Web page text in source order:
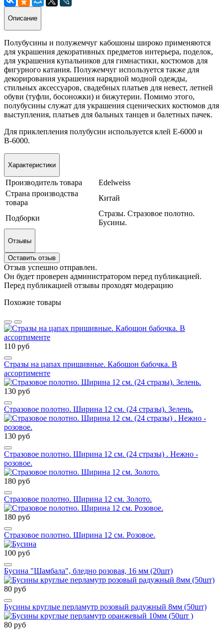
Описание
Полубусины и полужемчуг кабошоны широко применяются
для украшения декоративных предметов интерьера, поделок,
для украшения купальников для гимнастики, костюмов для
фигурного катания. Полужемчуг используется также для
декорирования украшения нарядной модной одежды,
стильных аксессуаров, свадебных платьев для невест, летней
обуви (туфли, босоножки) и бижутерии. Помимо этого,
полубусины служат для украшения сценических костюмов для
выступления, платьев для бальных танцев и балетных пачек.
Для приклепления полубусин используется клей Е-6000 и
В-6000.
Характеристики
Производитель товара
Edelweiss
Страна производства
товара
Китай
Подборки
Стразы. Стразовое полотно.
Бусины.
Отзывы
Оставить отзыв
Отзыв успешно отправлен.
Он будет проверен администратором перед публикацией.
Перед публикацией отзывы проходят модерацию
Похожие товары
110 руб
Стразы на цапах пришивные. Кабошон бабочка. В
ассортименте
130 руб
Стразовое полотно. Ширина 12 см. (24 стразы). Зелень.
130 руб
Стразовое полотно. Ширина 12 см. (24 стразы) . Нежно -
розовое.
180 руб
Стразовое полотно. Ширина 12 см. Золото.
180 руб
Стразовое полотно. Ширина 12 см. Розовое.
100 руб
Бусина "Шамбала", бледно розовая, 16 мм (20шт)
80 руб
Бусины круглые перламутр розовый радужный 8мм (50шт)
80 руб